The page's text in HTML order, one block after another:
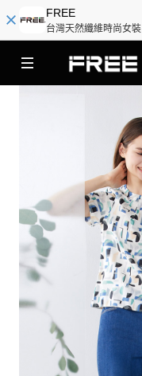
FREE
台灣天然纖維時尚女裝